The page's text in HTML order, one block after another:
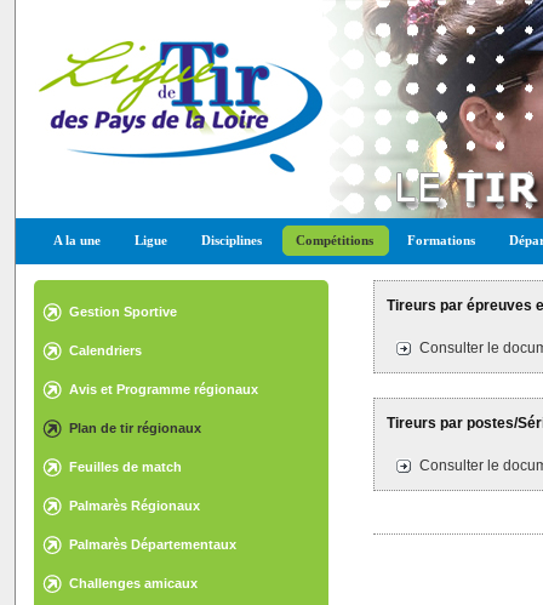
A la une Ligue Disciplines Compétitions Formations
Gestion Sportive
Calendriers
Avis et Programme régionaux
Plan de tir régionaux
Feuilles de match
Palmarès Régionaux
Palmarès Départementaux
Challenges amicaux
Tireurs par épreuves
Consulter le
Tireurs par postes/
Consulter le